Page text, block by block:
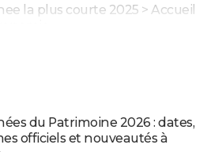
la plus courte 2025 > Accueil
du Patrimoine 2026 : dates,
officiels et nouveautés à